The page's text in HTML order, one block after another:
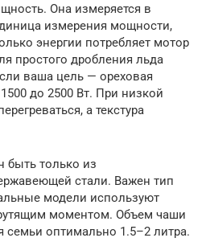
Она измеряется в
измерения мощности,
энергии потребляет мотор
простого дробления льда
ваша цель — ореховая
до 2500 Вт. При низкой
а текстура
быть только из
стали. Важен тип
модели используют
моментом. Объем чаши
семьи оптимально 1.5–2 литра.